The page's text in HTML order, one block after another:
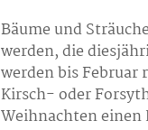
Bäume und
werden, die
werden bis Februar
Kirsch- oder
Weihnachten